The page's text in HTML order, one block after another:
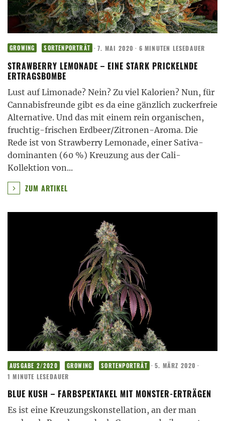
GROWING SORTENPORTRÄT · 7. MAI 2020 · 6 MINUTEN LESEDAUER
STRAWBERRY LEMONADE – EINE STARK PRICKELNDE
ERTRAGSBOMBE
Lust auf Limonade? Nein? Zu viel Kalorien? Nun, für
Cannabisfreunde gibt es da eine gänzlich zuckerfreie
Alternative. Und das mit einem rein organischen,
fruchtig-frischen Erdbeer/Zitronen-Aroma. Die
Rede ist von Strawberry Lemonade, einer Sativa-
dominanten (60 %) Kreuzung aus der Cali-
Kollektion von...
ZUM ARTIKEL
AUSGABE 2/2020 GROWING SORTENPORTRÄT · 5. MÄRZ 2020 ·
1 MINUTE LESEDAUER
BLUE KUSH – FARBSPEKTAKEL MIT MONSTER-ERTRÄGEN
Es ist eine Kreuzungskonstellation, an der man